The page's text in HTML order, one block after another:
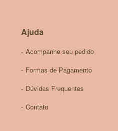
Ajuda
Acompanhe seu pedido
Formas de Pagamento
Dúvidas Frequentes
Contato